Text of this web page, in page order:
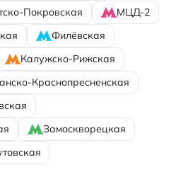
Покровская
МЦД-2
Филёвская
Калужско-Рижская
Краснопресненская
Замоскворецкая